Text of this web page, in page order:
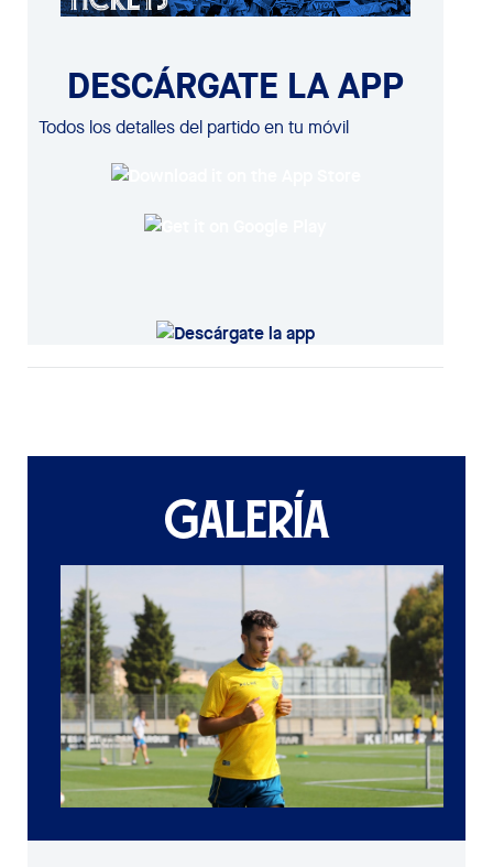
DESCÁRGATE LA APP
Todos los detalles del partido en tu móvil
GALERÍA